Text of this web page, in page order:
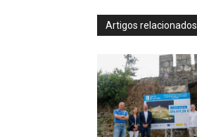
Artigos relacionados